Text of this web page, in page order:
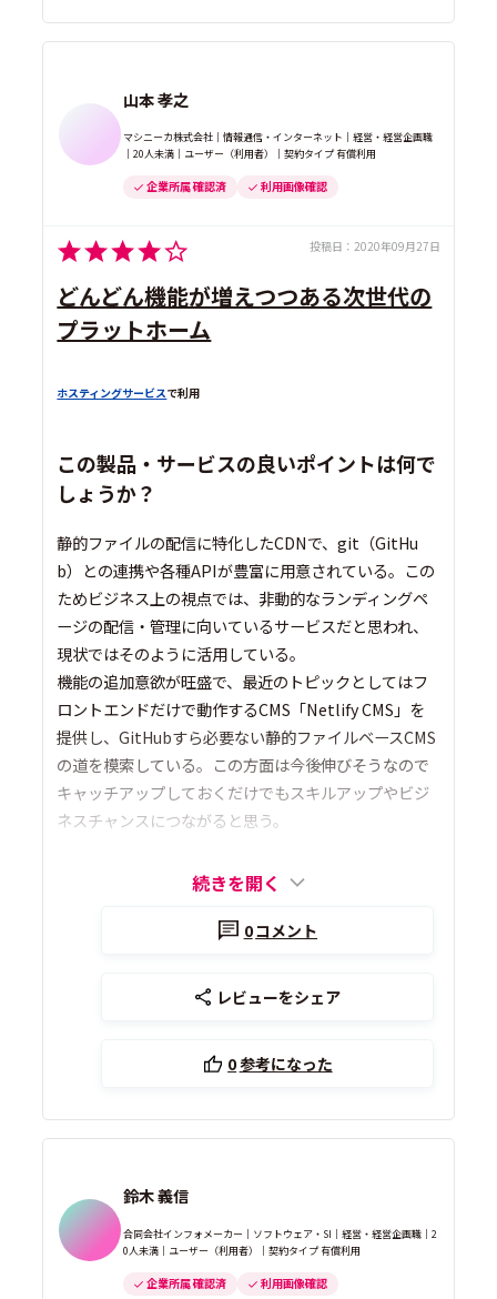
山本 孝之
マシニーカ株式会社｜情報通信・インターネット｜経営・経営企画職
｜20人未満｜ユーザー（利用者）｜契約タイプ 有償利用
企業所属 確認済 利用画像確認
投稿日： 2020年09月27日
どんどん機能が増えつつある次世代の
プラットホーム
ホスティングサービスで利用
この製品・サービスの良いポイントは何で
しょうか？
静的ファイルの配信に特化したCDNで、git（GitHu
b）との連携や各種APIが豊富に用意されている。この
ためビジネス上の視点では、非動的なランディングペ
ージの配信・管理に向いているサービスだと思われ、
現状ではそのように活用している。
機能の追加意欲が旺盛で、最近のトピックとしてはフ
ロントエンドだけで動作するCMS「Netlify CMS」を
提供し、GitHubすら必要ない静的ファイルベースCMS
の道を模索している。この方面は今後伸びそうなので
キャッチアップしておくだけでもスキルアップやビジ
ネスチャンスにつながると思う。
続きを開く
0コメント
レビューをシェア
0参考になった
鈴木 義信
合同会社インフォメーカー｜ソフトウェア・SI｜経営・経営企画職｜2
0人未満｜ユーザー（利用者）｜契約タイプ 有償利用
企業所属 確認済 利用画像確認